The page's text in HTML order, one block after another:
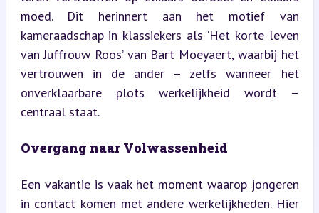
moed. Dit herinnert aan het motief van
kameraadschap in klassiekers als ‘Het korte leven
van Juffrouw Roos’ van Bart Moeyaert, waarbij het
vertrouwen in de ander – zelfs wanneer het
onverklaarbare plots werkelijkheid wordt –
centraal staat.
Overgang naar Volwassenheid
Een vakantie is vaak het moment waarop jongeren
in contact komen met andere werkelijkheden. Hier